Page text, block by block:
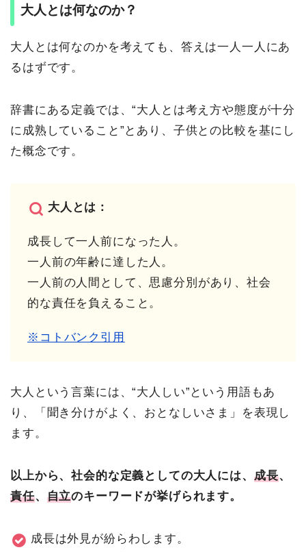
大人とは何なのか？
大人とは何なのかを考えても、答えは一人一人にあ
るはずです。
辞書にある定義では、“大人とは考え方や態度が十分
に成熟していること”とあり、子供との比較を基にし
た概念です。
大人とは：
成長して一人前になった人。
一人前の年齢に達した人。
一人前の人間として、思慮分別があり、社会
的な責任を負えること。
※コトバンク引用
大人という言葉には、“大人しい”という用語もあ
り、「聞き分けがよく、おとなしいさま」を表現し
ます。
以上から、社会的な定義としての大人には、 成長、
責任、 自立のキーワードが挙げられます。
成長は外見が紛らわします。